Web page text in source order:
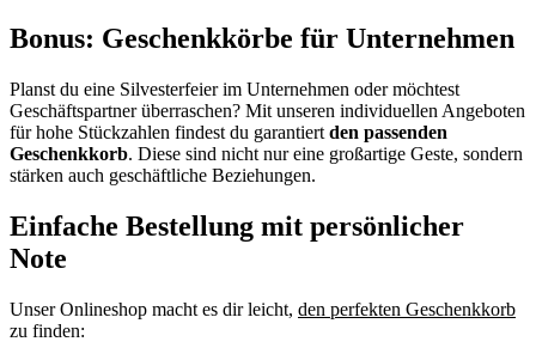
Bonus: Geschenkkörbe für Unternehmen
Planst du eine Silvesterfeier im Unternehmen oder möchtest
Geschäftspartner überraschen? Mit unseren individuellen Angeboten
für hohe Stückzahlen findest du garantiert den passenden
Geschenkkorb. Diese sind nicht nur eine großartige Geste, sondern
stärken auch geschäftliche Beziehungen.
Einfache Bestellung mit persönlicher
Note
Unser Onlineshop macht es dir leicht, den perfekten Geschenkkorb
zu finden: